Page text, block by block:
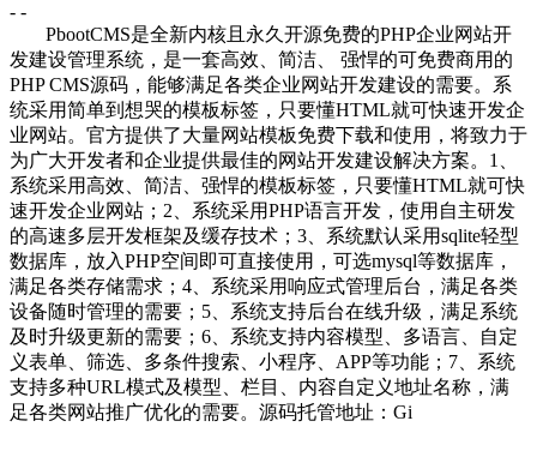
- -
PbootCMS是全新内核且永久开源免费的PHP企业网站开
发建设管理系统，是一套高效、简洁、 强悍的可免费商用的
PHP CMS源码，能够满足各类企业网站开发建设的需要。系
统采用简单到想哭的模板标签，只要懂HTML就可快速开发企
业网站。官方提供了大量网站模板免费下载和使用，将致力于
为广大开发者和企业提供最佳的网站开发建设解决方案。1、
系统采用高效、简洁、强悍的模板标签，只要懂HTML就可快
速开发企业网站；2、系统采用PHP语言开发，使用自主研发
的高速多层开发框架及缓存技术；3、系统默认采用sqlite轻型
数据库，放入PHP空间即可直接使用，可选mysql等数据库，
满足各类存储需求；4、系统采用响应式管理后台，满足各类
设备随时管理的需要；5、系统支持后台在线升级，满足系统
及时升级更新的需要；6、系统支持内容模型、多语言、自定
义表单、筛选、多条件搜索、小程序、APP等功能；7、系统
支持多种URL模式及模型、栏目、内容自定义地址名称，满
足各类网站推广优化的需要。源码托管地址：Gi